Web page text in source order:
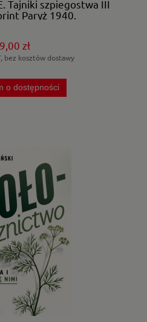
Tajniki szpiegostwa III
Paryż 1940.
zł
bez kosztów dostawy
o dostępności